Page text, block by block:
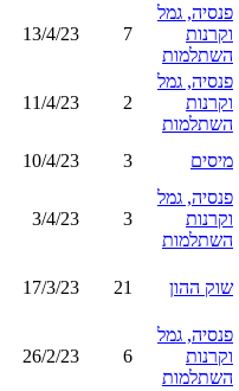
פנסיה, גמל
וקרנות
השתלמות
7
13/4/23
פנסיה, גמל
וקרנות
השתלמות
2
11/4/23
מיסים 3
10/4/23
פנסיה, גמל
וקרנות
השתלמות
3
3/4/23
שוק ההון 21
17/3/23
פנסיה, גמל
וקרנות
השתלמות
6
26/2/23